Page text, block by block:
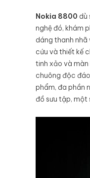
Nokia 8800 dù
nghệ đó, khám
dáng thanh
cứu và thiết kế
tinh xảo và
chuông độc
phẩm, đa phần
đồ sưu tập, một